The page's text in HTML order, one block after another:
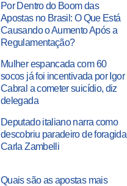
Por Dentro do Boom das
Apostas no Brasil: O Que Está
Causando o Aumento Após a
Regulamentação?
Mulher espancada com 60
socos já foi incentivada por Igor
Cabral a cometer suicídio, diz
delegada
Deputado italiano narra como
descobriu paradeiro de foragida
Carla Zambelli
Quais são as apostas mais